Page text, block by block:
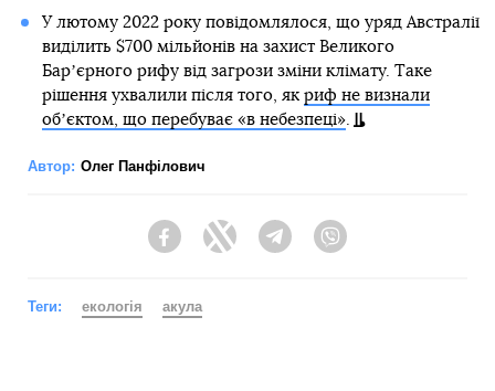
У лютому 2022 року повідомлялося, що уряд Австралії
виділить $700 мільйонів на захист Великого
Барʼєрного рифу від загрози зміни клімату. Таке
рішення ухвалили після того, як риф не визнали
обʼєктом, що перебуває «в небезпеці».
Автор: Олег Панфілович
FacebookTwitter Telegram
Теги: екологія акула